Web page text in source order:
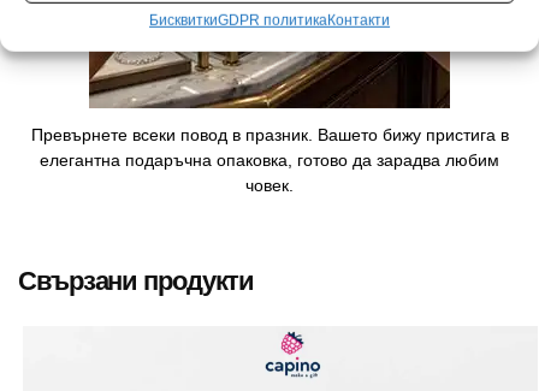
БисквиткиGDPR политикаКонтакти
Превърнете всеки повод в празник. Вашето бижу пристига в
елегантна подаръчна опаковка, готово да зарадва любим
човек.
Свързани продукти